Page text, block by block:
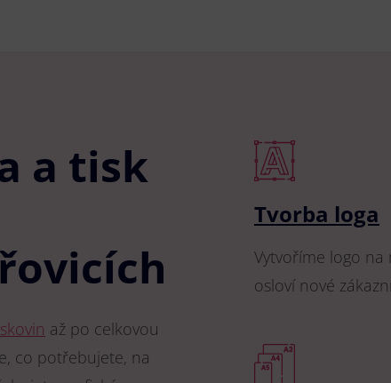
a tisk
až po celkovou
co potřebujete, na
Tvorba loga
Vytvoříme logo na
osloví nové